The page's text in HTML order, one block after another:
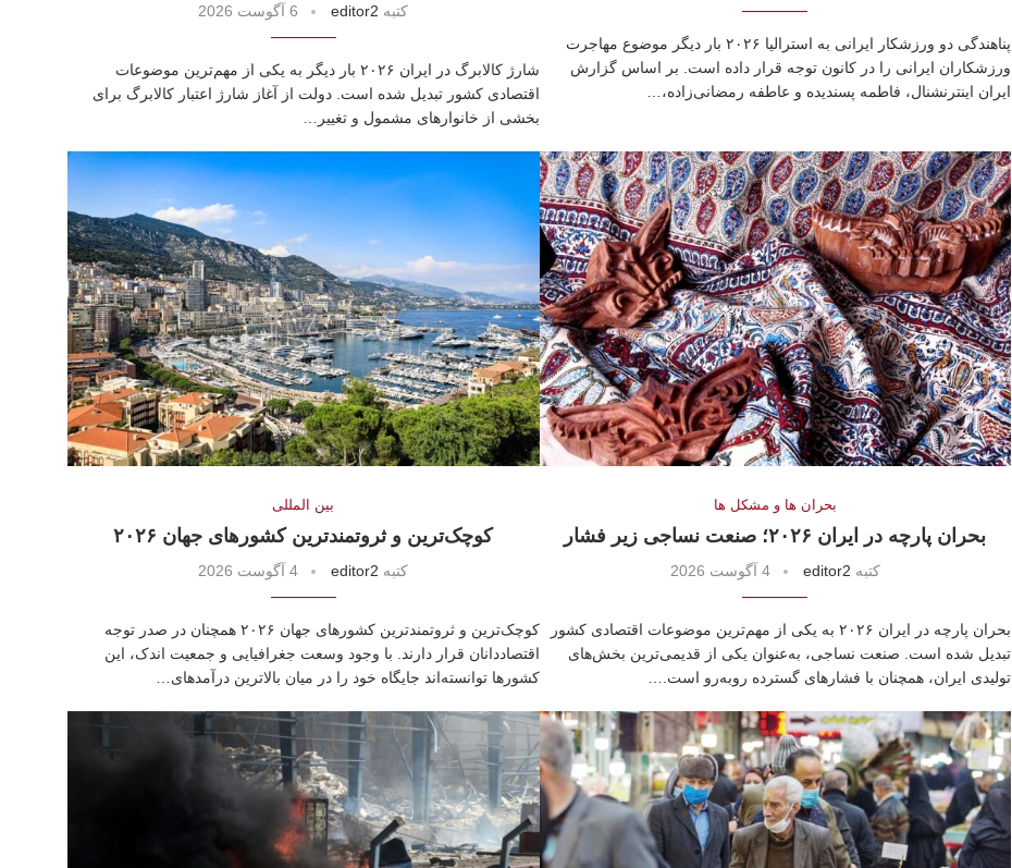
پناهندگی دو ورزشکار ایرانی به استرالیا ۲۰۲۶ بار دیگر موضوع مهاجرت
ورزشکاران ایرانی را در کانون توجه قرار داده است. بر اساس گزارش
ایران اینترنشنال، فاطمه پسندیده و عاطفه رمضانی‌زاده،…
كتبه editor2 6 آگوست 2026
شارژ کالابرگ در ایران ۲۰۲۶ بار دیگر به یکی از مهم‌ترین موضوعات
اقتصادی کشور تبدیل شده است. دولت از آغاز شارژ اعتبار کالابرگ برای
بخشی از خانوارهای مشمول و تغییر…
بحران ها و مشكل ها
بحران پارچه در ایران ۲۰۲۶؛ صنعت نساجی زیر فشار
كتبه editor2 4 آگوست 2026
بحران پارچه در ایران ۲۰۲۶ به یکی از مهم‌ترین موضوعات اقتصادی کشور
تبدیل شده است. صنعت نساجی، به‌عنوان یکی از قدیمی‌ترین بخش‌های
تولیدی ایران، همچنان با فشارهای گسترده روبه‌رو است.…
بين المللى
کوچک‌ترین و ثروتمندترین کشورهای جهان ۲۰۲۶
كتبه editor2 4 آگوست 2026
کوچک‌ترین و ثروتمندترین کشورهای جهان ۲۰۲۶ همچنان در صدر توجه
اقتصاددانان قرار دارند. با وجود وسعت جغرافیایی و جمعیت اندک، این
کشورها توانسته‌اند جایگاه خود را در میان بالاترین درآمدهای…